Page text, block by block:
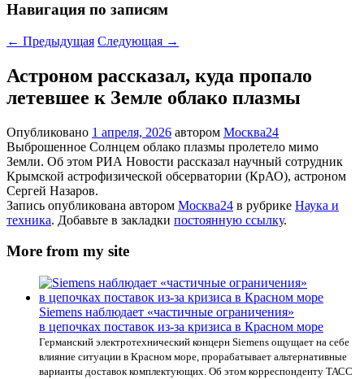
Навигация по записям
← Предыдущая Следующая →
Астроном рассказал, куда пропало
летевшее к Земле облако плазмы
Опубликовано 1 апреля, 2026 автором Москва24
Выброшенное Солнцем облако плазмы пролетело мимо
Земли. Об этом РИА Новости рассказал научный сотрудник
Крымской астрофизической обсерватории (КрАО), астроном
Сергей Назаров.
Запись опубликована автором Москва24 в рубрике Наука и
техника. Добавьте в закладки постоянную ссылку.
More from my site
Siemens наблюдает «частичные ограничения»
в цепочках поставок из-за кризиса в Красном море
Германский электротехнический концерн Siemens ощущает на себе
влияние ситуации в Красном море, прорабатывает альтернативные
варианты доставок комплектующих. Об этом корреспонденту ТАСС